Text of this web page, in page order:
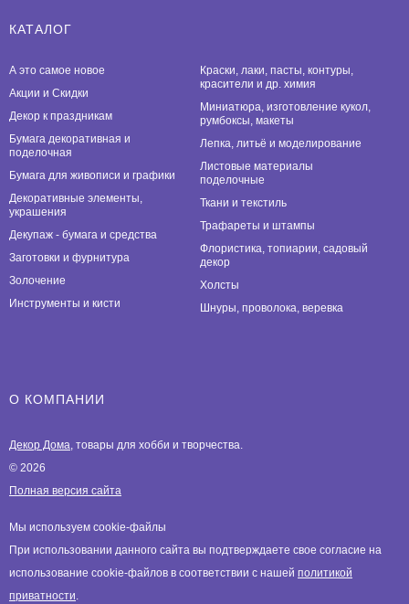
КАТАЛОГ
А это самое новое
Акции и Скидки
Декор к праздникам
Бумага декоративная и
поделочная
Бумага для живописи и графики
Декоративные элементы,
украшения
Декупаж - бумага и средства
Заготовки и фурнитура
Золочение
Инструменты и кисти
Краски, лаки, пасты, контуры,
красители и др. химия
Миниатюра, изготовление кукол,
румбоксы, макеты
Лепка, литьё и моделирование
Листовые материалы
поделочные
Ткани и текстиль
Трафареты и штампы
Флористика, топиарии, садовый
декор
Холсты
Шнуры, проволока, веревка
О КОМПАНИИ
Декор Дома, товары для хобби и творчества.
© 2026
Полная версия сайта
Мы используем cookie-файлы
При использовании данного сайта вы подтверждаете свое согласие на
использование cookie-файлов в соответствии с нашей политикой
приватности.